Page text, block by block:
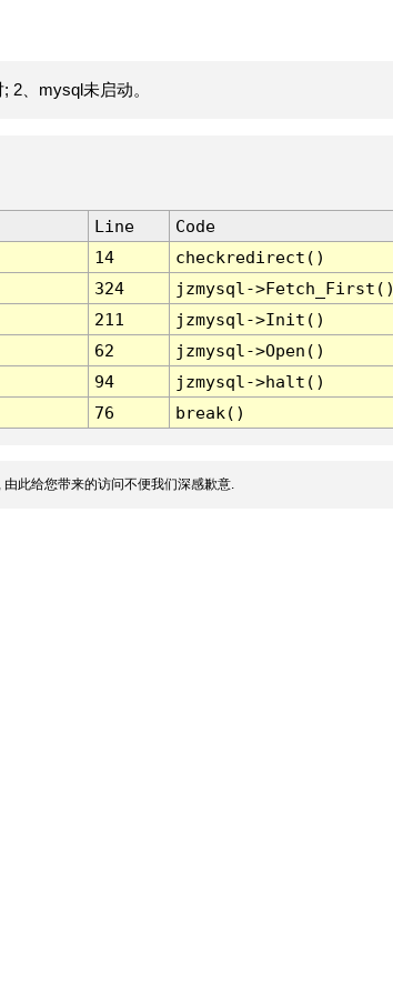
2、mysql未启动。
Line
Code
14
checkredirect()
324
jzmysql-
211
jzmysql->Init()
62
jzmysql->Open()
94
jzmysql->halt()
76 break()
此给您带来的访问不便我们深感歉意.